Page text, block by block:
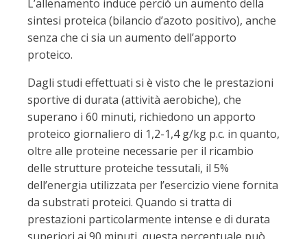
L’allenamento induce perciò un aumento della
sintesi proteica (bilancio d’azoto positivo), anche
senza che ci sia un aumento dell’apporto
proteico.
Dagli studi effettuati si è visto che le prestazioni
sportive di durata (attività aerobiche), che
superano i 60 minuti, richiedono un apporto
proteico giornaliero di 1,2-1,4 g/kg p.c. in quanto,
oltre alle proteine necessarie per il ricambio
delle strutture proteiche tessutali, il 5%
dell’energia utilizzata per l’esercizio viene fornita
da substrati proteici. Quando si tratta di
prestazioni particolarmente intense e di durata